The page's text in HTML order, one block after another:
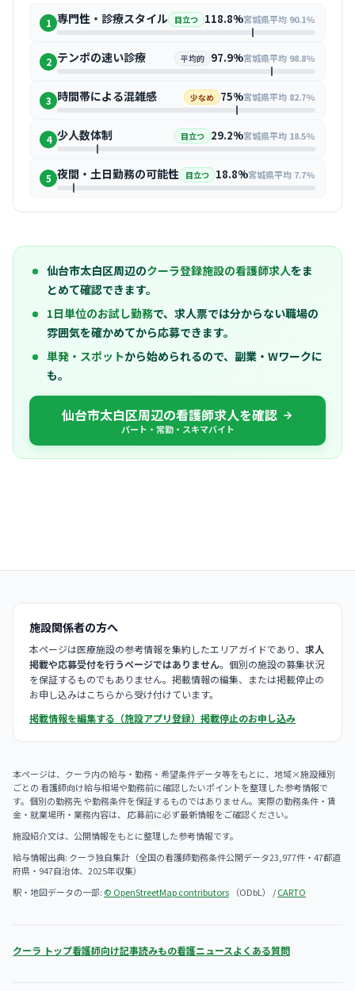
1 専門性・診療スタイル 目立つ 118.8%宮城県平均 90.1%
2 テンポの速い診療 平均的 97.9%宮城県平均 98.8%
3 時間帯による混雑感 少なめ 75%宮城県平均 82.7%
4 少人数体制 目立つ 29.2%宮城県平均 18.5%
5 夜間・土日勤務の可能性 目立つ 18.8%宮城県平均 7.7%
仙台市太白区周辺のクーラ登録施設の看護師求人をま
とめて確認できます。
1日単位のお試し勤務で、求人票では分からない職場の
雰囲気を確かめてから応募できます。
単発・スポットから始められるので、副業・Wワークに
も。
仙台市太白区周辺の看護師求人を確認
パート・常勤・スキマバイト
施設関係者の方へ
本ページは医療施設の参考情報を集約したエリアガイドであり、 求人
掲載や応募受付を行うページではありません。個別の施設の募集状況
を保証するものでもありません。掲載情報の編集、または掲載停止の
お申し込みはこちらから受け付けています。
掲載情報を編集する（施設アプリ登録） 掲載停止のお申し込み
本ページは、クーラ内の給与・勤務・希望条件データ等をもとに、地域×施設種別
ごとの 看護師向け給与相場や勤務前に確認したいポイントを整理した参考情報で
す。個別の勤務先 や勤務条件を保証するものではありません。実際の勤務条件・賃
金・就業場所・業務内容は、 応募前に必ず最新情報をご確認ください。
施設紹介文は、公開情報をもとに整理した参考情報です。
給与情報出典: クーラ独自集計（全国の看護師勤務条件公開データ23,977件・47都道
府県・947自治体、2025年収集）
駅・地図データの一部: © OpenStreetMap contributors （ODbL） /CARTO
クーラ トップ看護師向け記事読みもの看護ニュースよくある質問